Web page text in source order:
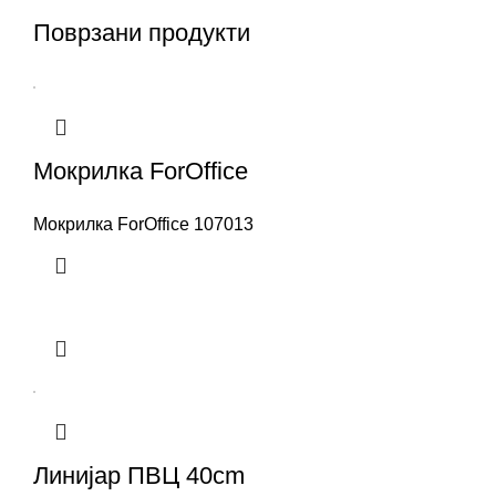
Поврзани продукти
Мокрилка ForOffice
Мокрилка ForOffice 107013
Линијар ПВЦ 40cm